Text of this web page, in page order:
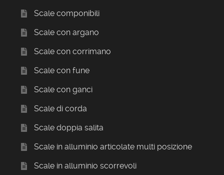
Scale componibili
Scale con argano
Scale con corrimano
Scale con fune
Scale con ganci
Scale di corda
Scale doppia salita
Scale in alluminio articolate multi posizione
Scale in alluminio scorrevoli